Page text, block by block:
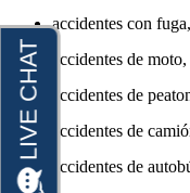
accidentes con fuga,
accidentes de moto,
accidentes de
accidentes de
accidentes de